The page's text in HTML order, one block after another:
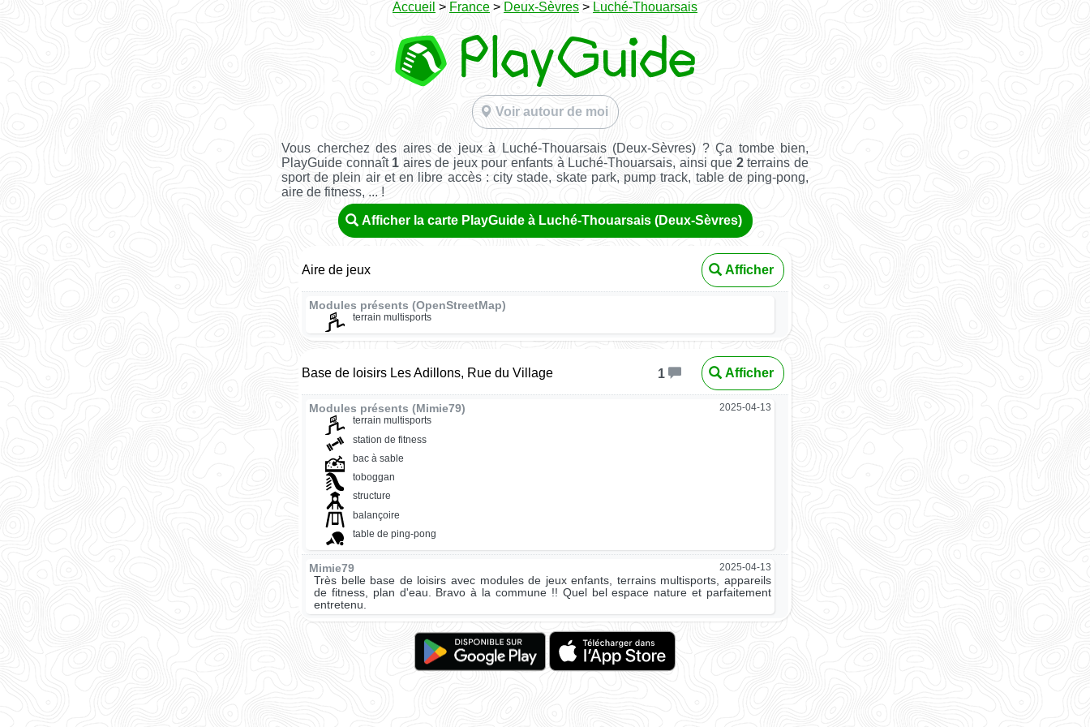
Accueil > France > Deux-Sèvres > Luché-Thouarsais
Voir autour de moi
Vous cherchez des aires de jeux à Luché-Thouarsais (Deux-Sèvres) ? Ça tombe bien,
PlayGuide connaît 1 aires de jeux pour enfants à Luché-Thouarsais, ainsi que 2terrains de
sport de plein air et en libre accès : city stade, skate park, pump track, table de ping-pong,
aire de fitness, ... !
Afficher la carte PlayGuide à Luché-Thouarsais (Deux-Sèvres)
Aire de jeux Afficher
Modules présents (OpenStreetMap)
terrain multisports
Base de loisirs Les Adillons, Rue du Village 1 Afficher
Modules présents (Mimie79) 2025-04-13
terrain multisports
station de fitness
bac à sable
toboggan
structure
balançoire
table de ping-pong
Mimie79 2025-04-13
Très belle base de loisirs avec modules de jeux enfants, terrains multisports, appareils
de fitness, plan d'eau. Bravo à la commune !! Quel bel espace nature et parfaitement
entretenu.